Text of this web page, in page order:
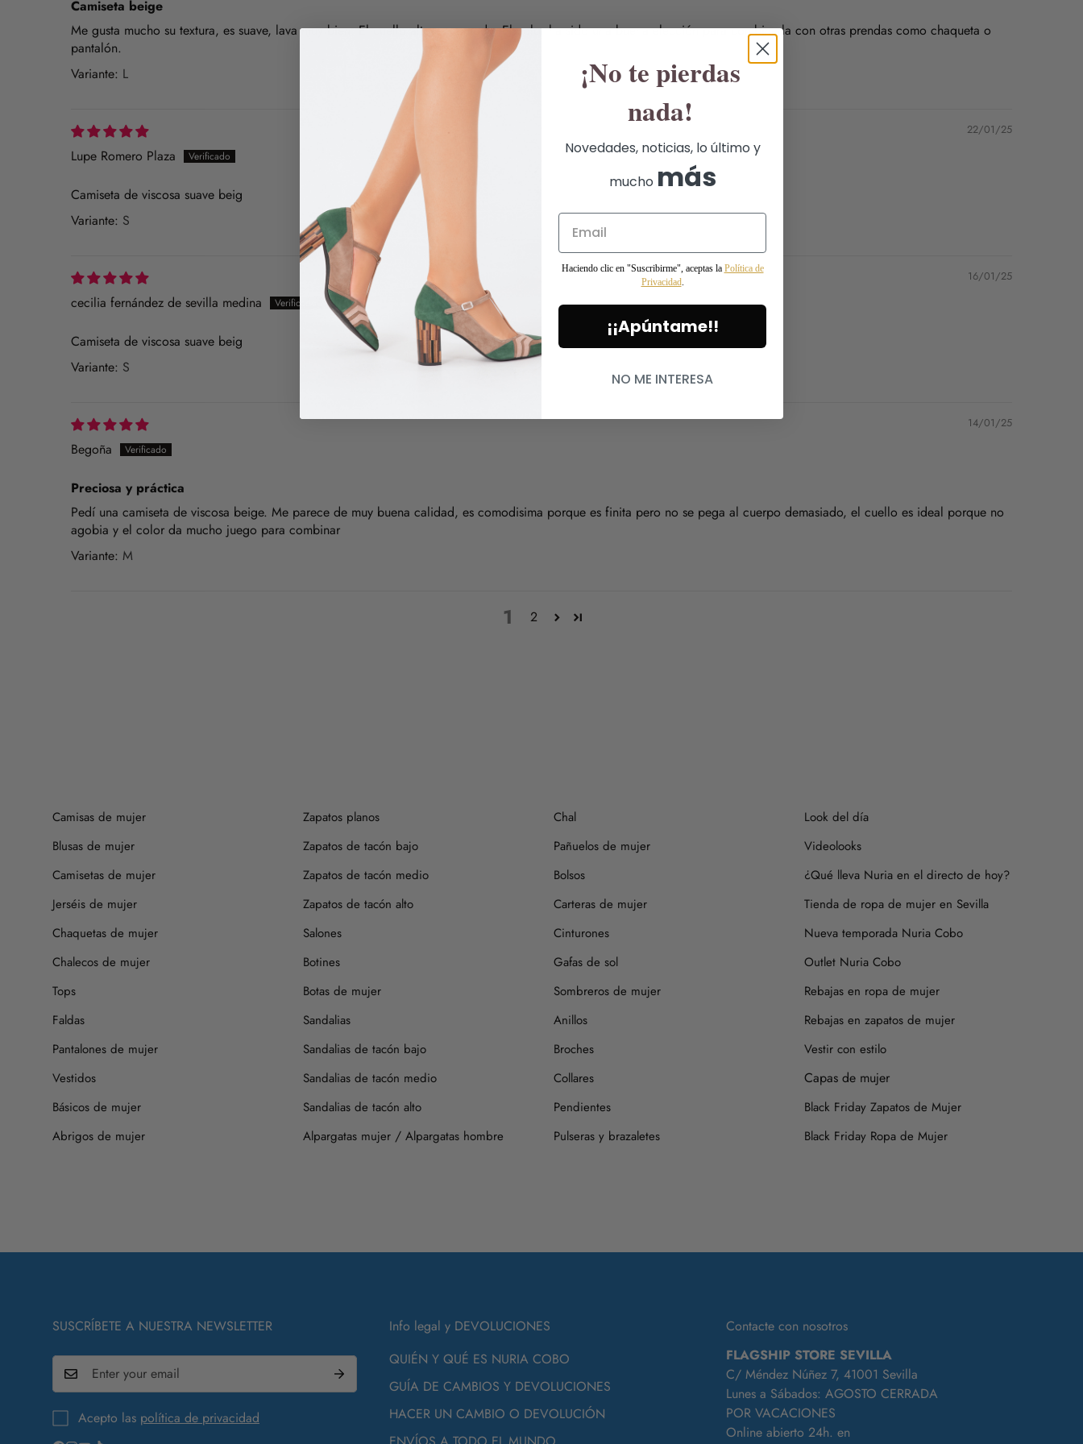
Si tienes alguna duda, puedes consultarnos.
Camiseta beige
Me gusta mucho su textura, es suave, lava muy bien. El cuello alto es comodo. El color ha sido una buena elección para combinarla con otras prendas como chaqueta o
pantalón.
L
22/01/25
Lupe Romero Plaza
Camiseta de viscosa suave beig
S
16/01/25
cecilia fernández de sevilla medina
Camiseta de viscosa suave beig
S
14/01/25
Begoña
Preciosa y práctica
Pedí una camiseta de viscosa beige. Me parece de muy buena calidad, es comodisima porque es finita pero no se pega al cuerpo demasiado, el cuello es ideal porque no
agobia y el color da mucho juego para combinar
M
1 2
Camisas de mujer
Blusas de mujer
Camisetas de mujer
Jerséis de mujer
Chaquetas de mujer
Chalecos de mujer
Tops
Faldas
Pantalones de mujer
Vestidos
Básicos de mujer
Abrigos de mujer
Zapatos planos
Zapatos de tacón bajo
Zapatos de tacón medio
Zapatos de tacón alto
Salones
Botines
Botas de mujer
Sandalias
Sandalias de tacón bajo
Sandalias de tacón medio
Sandalias de tacón alto
Alpargatas mujer / Alpargatas hombre
Chal
Pañuelos de mujer
Bolsos
Carteras de mujer
Cinturones
Gafas de sol
Sombreros de mujer
Anillos
Broches
Collares
Pendientes
Pulseras y brazaletes
Look del día
Videolooks
¿Qué lleva Nuria en el directo de hoy?
Tienda de ropa de mujer en Sevilla
Nueva temporada Nuria Cobo
Outlet Nuria Cobo
Rebajas en ropa de mujer
Rebajas en zapatos de mujer
Vestir con estilo
Capas de mujer
Black Friday Zapatos de Mujer
Black Friday Ropa de Mujer
SUSCRÍBETE A NUESTRA NEWSLETTER
Acepto las política de privacidad
Info legal y DEVOLUCIONES
QUIÉN Y QUÉ ES NURIA COBO
GUÍA DE CAMBIOS Y DEVOLUCIONES
HACER UN CAMBIO O DEVOLUCIÓN
Contacte con nosotros
FLAGSHIP STORE SEVILLA
C/ Méndez Núñez 7, 41001 Sevilla
Lunes a Sábados: AGOSTO CERRADA
POR VACACIONES
Online abierto 24h. en
¡No te pierdas
nada!
Novedades, noticias, lo último y
mucho más
Haciendo clic en "Suscribirme", aceptas la Política de
Privacidad.
¡¡Apúntame!!
NO ME INTERESA